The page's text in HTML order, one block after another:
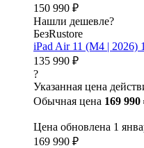
150 990 ₽
Нашли дешевле?
БезRustore
iPad Air 11 (M4 | 2026)
135 990 ₽
?
Указанная цена
Обычная цена 169 990
Цена обновлена 1
169 990 ₽